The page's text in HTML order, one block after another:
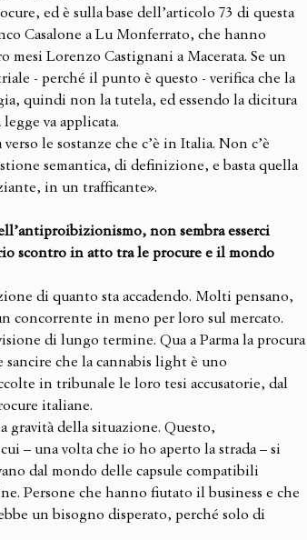
ed è sulla base dell’articolo 73 di questa
Casalone a Lu Monferrato, che hanno
mesi Lorenzo Castignani a Macerata. Se un
- perché il punto è questo - verifica che la
quindi non la tutela, ed essendo la dicitura
va applicata.
le sostanze che c’è in Italia. Non c’è
semantica, di definizione, e basta quella
in un trafficante».
non sembra esserci
scontro in atto tra le procure e il mondo
di quanto sta accadendo. Molti pensano,
concorrente in meno per loro sul mercato.
di lungo termine. Qua a Parma la procura
sancire che la cannabis light è uno
in tribunale le loro tesi accusatorie, dal
italiane.
gravità della situazione. Questo,
– una volta che io ho aperto la strada – si
dal mondo delle capsule compatibili
Persone che hanno fiutato il business e che
un bisogno disperato, perché solo di